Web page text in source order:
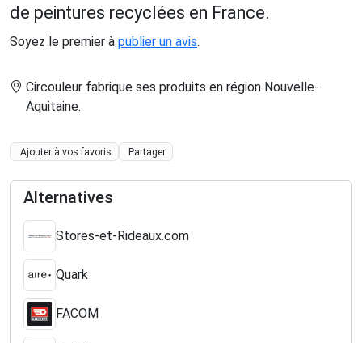
de peintures recyclées en France.
Soyez le premier à publier un avis.
Circouleur fabrique ses produits en région Nouvelle-
Aquitaine.
Ajouter à vos favoris Partager
Alternatives
Stores-et-Rideaux.com
Quark
FACOM